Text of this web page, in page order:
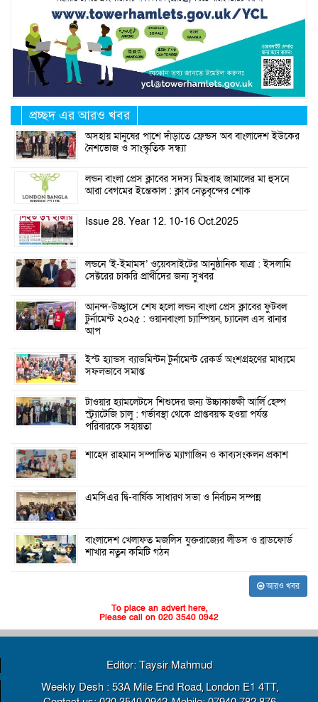
প্রচ্ছদ এর আরও খবর
অসহায় মানুষের পাশে দাঁড়াতে ফ্রেন্ডস অব বাংলাদেশ ইউকের
নৈশভোজ ও সাংস্কৃতিক সন্ধ্যা
লন্ডন বাংলা প্রেস ক্লাবের সদস্য মিছবাহ জামালের মা হুসনে
আরা বেগমের ইন্তেকাল : ক্লাব নেতৃবৃন্দের শোক
Issue 28. Year 12. 10-16 Oct.2025
লন্ডনে ‘ই-ইমামস’ ওয়েবসাইটের আনুষ্ঠানিক যাত্রা : ইসলামি
সেক্টরের চাকরি প্রার্থীদের জন্য সুখবর
আনন্দ-উচ্ছ্বাসে শেষ হলো লন্ডন বাংলা প্রেস ক্লাবের ফুটবল
টুর্নামেন্ট ২০২৫ : ওয়ানবাংলা চ্যাম্পিয়ন, চ্যানেল এস রানার
আপ
ইস্ট হ্যান্ডস ব্যাডমিন্টন টুর্নামেন্ট রেকর্ড অংশগ্রহণের মাধ্যমে
সফলভাবে সমাপ্ত
টাওয়ার হ্যামলেটসে শিশুদের জন্য উচ্চাকাঙ্ক্ষী আর্লি হেল্প
স্ট্র্যাটেজি চালু : গর্ভাবস্থা থেকে প্রাপ্তবয়স্ক হওয়া পর্যন্ত
পরিবারকে সহায়তা
শাহেদ রাহমান সম্পাদিত ম্যাগাজিন ও কাব্যসংকলন প্রকাশ
এমসিএর দ্বি-বার্ষিক সাধারণ সভা ও নির্বাচন সম্পন্ন
বাংলাদেশ খেলাফত মজলিস যুক্তরাজ্যের লীডস ও ব্রাডফোর্ড
শাখার নতুন কমিটি গঠন
আরও খবর
To place an advert here,
Please call on 020 3540 0942
Editor: Taysir Mahmud
Weekly Desh : 53A Mile End Road, London E1 4TT,